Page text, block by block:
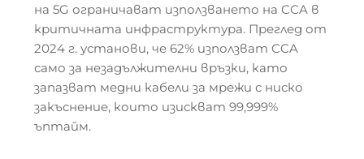
на 5G ограничават използването на CCA в
критичната инфраструктура. Преглед от
2024 г. установи, че 62% използват CCA
само за незадължителни връзки, като
запазват медни кабели за мрежи с ниско
закъснение, които изискват 99,999%
ъптайм.